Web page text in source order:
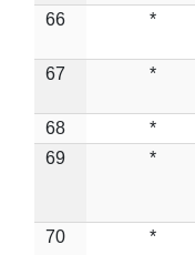
66 *
67 *
68 *
69
*
70 *